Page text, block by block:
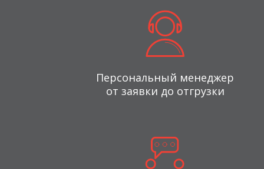
Персональный менеджер
от заявки до отгрузки